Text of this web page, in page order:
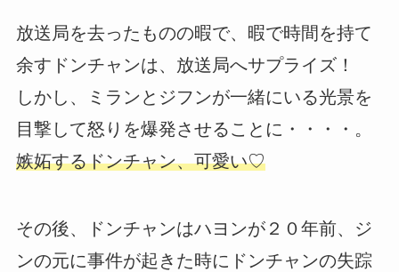
放送局を去ったものの暇で、暇で時間を持て
余すドンチャンは、放送局へサプライズ！
しかし、ミランとジフンが一緒にいる光景を
目撃して怒りを爆発させることに・・・・。
嫉妬するドンチャン、可愛い♡
その後、ドンチャンはハヨンが２０年前、ジ
ンの元に事件が起きた時にドンチャンの失踪